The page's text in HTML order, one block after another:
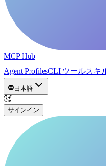
MCP Hub
Agent ProfilesCLI ツールスキ
日本語
サインイン